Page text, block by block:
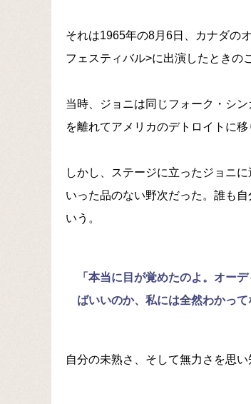
それは1965年の8月6日、カナダの
フェスティバル>に出演したときの
当時、ジョニは同じフォーク・シ
を離れてアメリカのデトロイトに
しかし、ステージに立ったジョニ
いった品のない野次だった。誰も
いう。
「本当に目が覚めたのよ。オー
ばいいのか、私には全然わかって
自分の未熟さ、そして無力さを思